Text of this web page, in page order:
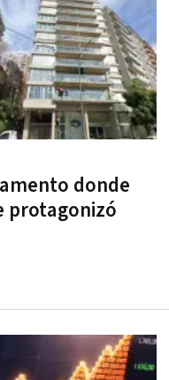
donde
protagonizó